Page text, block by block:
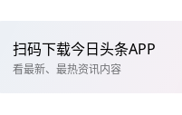
扫码下载今日头条APP
看最新、最热资讯内容